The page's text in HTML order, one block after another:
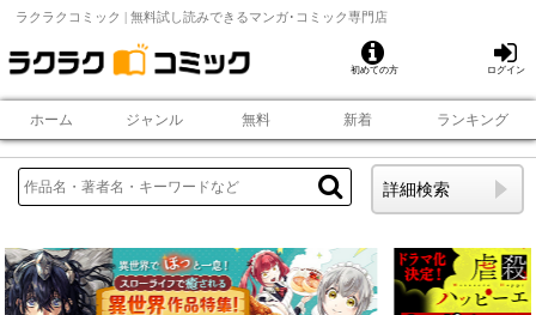
ラクラクコミック | 無料試し読みできるマンガ･コミック専門店
初めての方 ログイン
ホーム ジャンル 無料 新着 ランキング
詳細検索